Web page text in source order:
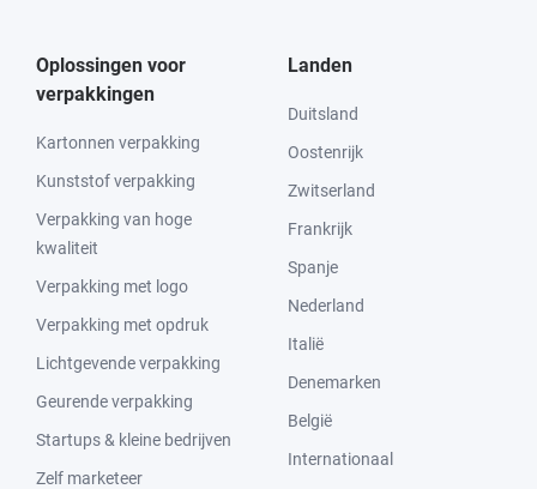
Oplossingen voor
verpakkingen
Kartonnen verpakking
Kunststof verpakking
Verpakking van hoge
kwaliteit
Verpakking met logo
Verpakking met opdruk
Lichtgevende verpakking
Geurende verpakking
Startups & kleine bedrijven
Zelf marketeer
Landen
Duitsland
Oostenrijk
Zwitserland
Frankrijk
Spanje
Nederland
Italië
Denemarken
België
Internationaal